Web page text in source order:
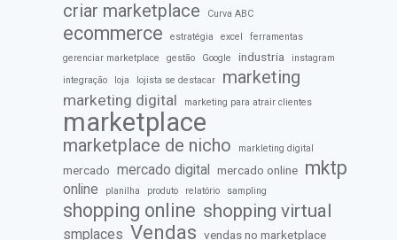
criar marketplace Curva ABC
ecommerce estratégia excel
ferramentas
gerenciar marketplace
gestão Google industria
instagram
integração
loja lojista se destacar marketing
marketing digital marketing para atrair clientes
marketplace
marketplace de nicho markleting digital
mercado mercado digital mercado online mktp
online planilha produto relatório sampling
shopping online shopping virtual
smplaces Vendas vendas no marketplace